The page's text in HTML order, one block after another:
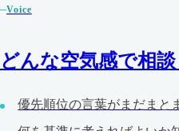
Voice
どんな空気感で相
優先順位の言葉がまだまと